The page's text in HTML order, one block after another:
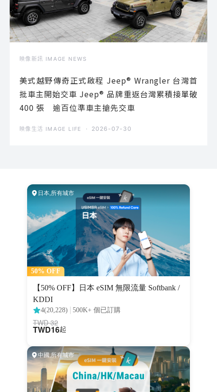
映像新訊 IMAGE NEWS
美式越野傳奇正式啟程 Jeep® Wrangler 台灣首
批車主開始交車 Jeep® 品牌重返台灣累積接單破
400 張 逾百位準車主搶先交車
映像生活 IMAGE LIFE 2026-07-30